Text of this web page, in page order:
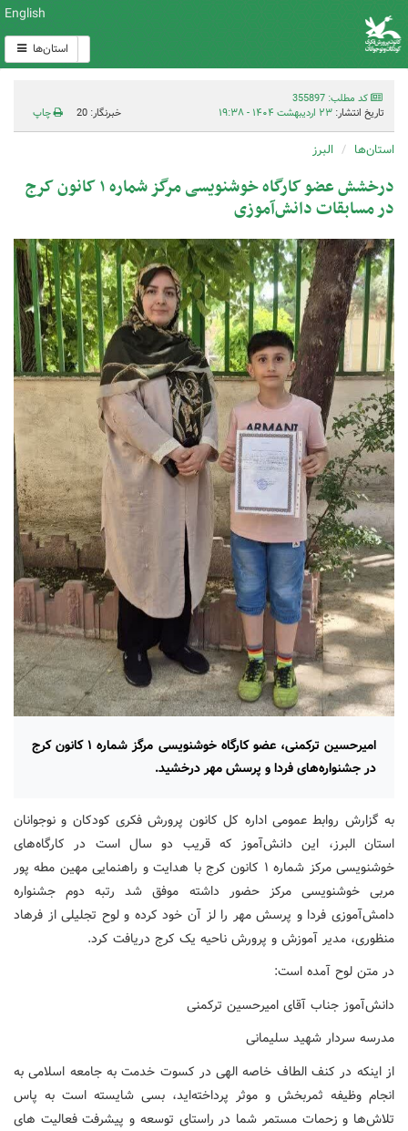
English
استان‌ها
کد مطلب: 355897
تاریخ انتشار: ۲۳ اردیبهشت ۱۴۰۴ - ۱۹:۳۸ خبرنگار: 20 چاپ
استان‌ها البرز
درخشش عضو کارگاه خوشنویسی مرگز شماره ۱ کانون کرج
در مسابقات دانش‌آموزی
امیرحسین ترکمنی، عضو کارگاه خوشنویسی مرگز شماره ۱ کانون کرج
در جشنواره‌های فردا و پرسش مهر درخشید.
به گزارش روابط عمومی اداره کل کانون پرورش فکری کودکان و نوجوانان
استان البرز، این دانش‌آموز که قریب دو سال است در کارگاه‌های
خوشنویسی مرکز شماره ۱ کانون کرج با هدایت و راهنمایی مهین مطه پور
مربی خوشنویسی مرکز حضور داشته موفق شد رتبه دوم جشنواره
دامش‌آموزی فردا و پرسش مهر را لز آن خود کرده و لوح تجلیلی از فرهاد
منظوری، مدیر آموزش و پرورش ناحیه یک کرج دریافت کرد.
در متن لوح آمده است:
دانش‌آموز جناب آقای امیرحسین ترکمنی
مدرسه سردار شهید سلیمانی
از اینکه در کنف الطاف خاصه الهی در کسوت خدمت به جامعه اسلامی به
انجام وظیفه ثمربخش و موثر پرداخته‌اید، بسی شایسته است به پاس
تلاش‌ها و زحمات مستمر شما در راستای توسعه و پیشرفت فعالیت های